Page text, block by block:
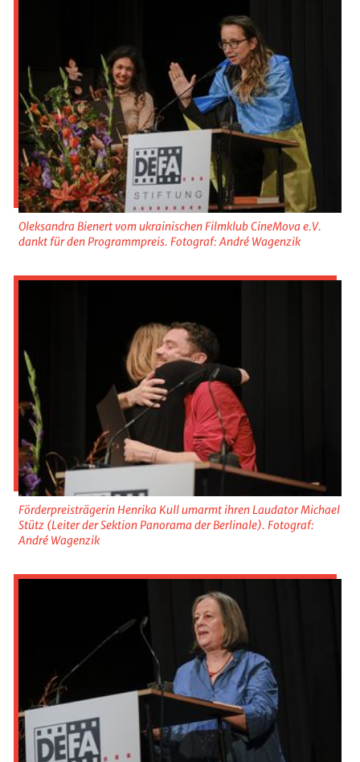
Oleksandra Bienert vom ukrainischen Filmklub CineMova e.V.
dankt für den Programmpreis. Fotograf: André Wagenzik
Förderpreisträgerin Henrika Kull umarmt ihren Laudator Michael
Stütz (Leiter der Sektion Panorama der Berlinale). Fotograf:
André Wagenzik